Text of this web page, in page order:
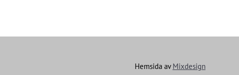
Hemsida av Mixdesign